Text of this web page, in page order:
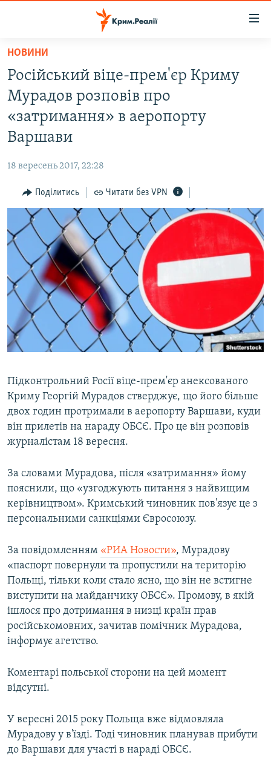
Перейти
основного
матеріалу
Перейти
до
основної
Перейти
пошуку
ВІДЕО ТА ФОТО
ПОЛІТИКА
ПОГЛЯД
ІНТЕРВ'Ю
ВСЕ ЗА ДЕНЬ
СПЕЦПРОЕКТИ
ДЕПОРТАЦІЯ
ВІДЕОУРОКИ «ELIFBE»
СВІДЧЕННЯ ОКУПАЦІЇ
УКРАЇНСЬКА ПРОБЛЕМА КРИМУ
ІНФОГРАФІКА
ЯК ОБІЙТИ БЛОКУВАННЯ
Русский
Qırımtatar
ДОЛУЧАЙСЯ!
Усі сайти RFE/RL
НОВИНИ
Російський віце-прем'єр Криму
Мурадов розповів про
«затримання» в аеропорту
Варшави
18 вересень 2017, 22:28
Поділитись Читати без VPN
Підконтрольний Росії віце-прем'єр анексованого
Криму Георгій Мурадов стверджує, що його більше
двох годин протримали в аеропорту Варшави, куди
він прилетів на нараду ОБСЄ. Про це він розповів
журналістам 18 вересня.
За словами Мурадова, після «затримання» йому
пояснили, що «узгоджують питання з найвищим
керівництвом». Кримський чиновник пов'язує це з
персональними санкціями Євросоюзу.
За повідомленням «РИА Новости», Мурадову
«паспорт повернули та пропустили на територію
Польщі, тільки коли стало ясно, що він не встигне
виступити на майданчику ОБСЄ». Промову, в якій
ішлося про дотримання в низці країн прав
російськомовних, зачитав помічник Мурадова,
інформує агетство.
Коментарі польської сторони на цей момент
відсутні.
У вересні 2015 року Польща вже відмовляла
Мурадову у в'їзді. Тоді чиновник планував прибути
до Варшави для участі в нараді ОБСЄ.